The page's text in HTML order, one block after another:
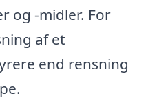
og -midler. For
af et
end rensning